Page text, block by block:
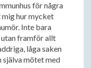
för några
mig hur mycket
Inte bara
utan framför allt
låga saken
själva mötet med